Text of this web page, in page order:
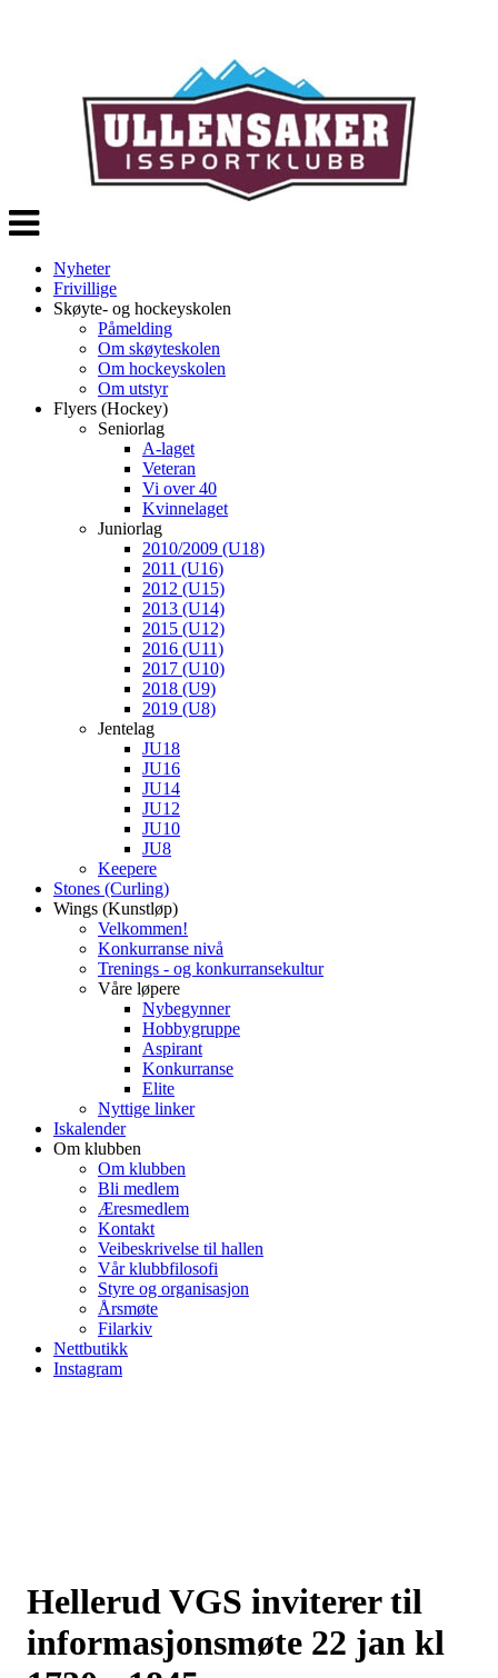
Veksle
navigasjon
Nyheter
Frivillige
Skøyte- og hockeyskolen
Påmelding
Om skøyteskolen
Om hockeyskolen
Om utstyr
Flyers (Hockey)
Seniorlag
A-laget
Veteran
Vi over 40
Kvinnelaget
Juniorlag
2010/2009 (U18)
2011 (U16)
2012 (U15)
2013 (U14)
2015 (U12)
2016 (U11)
2017 (U10)
2018 (U9)
2019 (U8)
Jentelag
JU18
JU16
JU14
JU12
JU10
JU8
Keepere
Stones (Curling)
Wings (Kunstløp)
Velkommen!
Konkurranse nivå
Trenings - og konkurransekultur
Våre løpere
Nybegynner
Hobbygruppe
Aspirant
Konkurranse
Elite
Nyttige linker
Iskalender
Om klubben
Om klubben
Bli medlem
Æresmedlem
Kontakt
Veibeskrivelse til hallen
Vår klubbfilosofi
Styre og organisasjon
Årsmøte
Filarkiv
Nettbutikk
Instagram
Hellerud VGS inviterer til
informasjonsmøte 22 jan kl